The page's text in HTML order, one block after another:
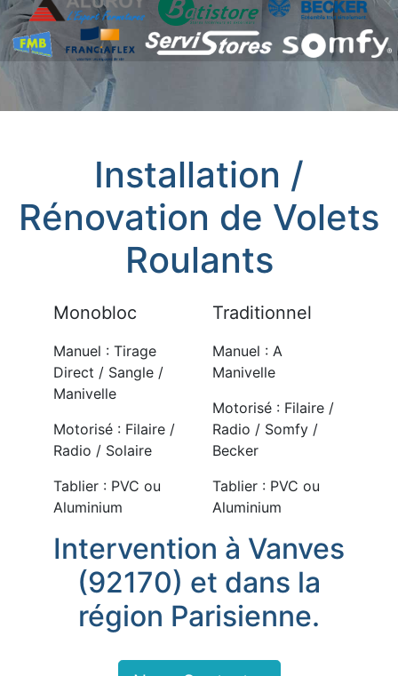
Installation /
Rénovation de Volets
Roulants
Monobloc
Manuel : Tirage
Direct / Sangle /
Manivelle
Motorisé : Filaire /
Radio / Solaire
Tablier : PVC ou
Aluminium
Traditionnel
Manuel : A
Manivelle
Motorisé : Filaire /
Radio / Somfy /
Becker
Tablier : PVC ou
Aluminium
Intervention à Vanves
(92170) et dans la
région Parisienne.